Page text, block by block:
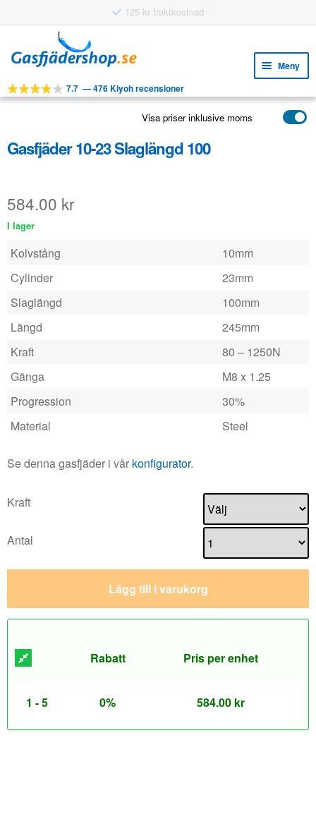
125 kr fraktkostnad
till
navigering
till
innehåll
Meny
VERKTYG
APPLIKATIONER
VANLIGA FRÅGOR
7.7 —476 Kiyoh recensioner
Visa priser inklusive moms
Gasfjäder 10-23 Slaglängd 100
584.00 kr
I lager
Kolvstång
10mm
Cylinder
23mm
Slaglängd
100mm
Längd
245mm
Kraft
80 – 1250N
Gänga
M8 x 1.25
Progression
30%
Material
Steel
Se denna gasfjäder i vår konfigurator.
Kraft
Antal
Lägg till i varukorg
Rabatt Pris per enhet
1 - 5 0% 584.00 kr